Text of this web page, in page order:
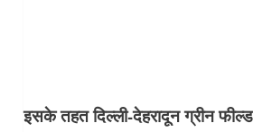
इसके तहत दिल्ली-देहरादून ग्रीन